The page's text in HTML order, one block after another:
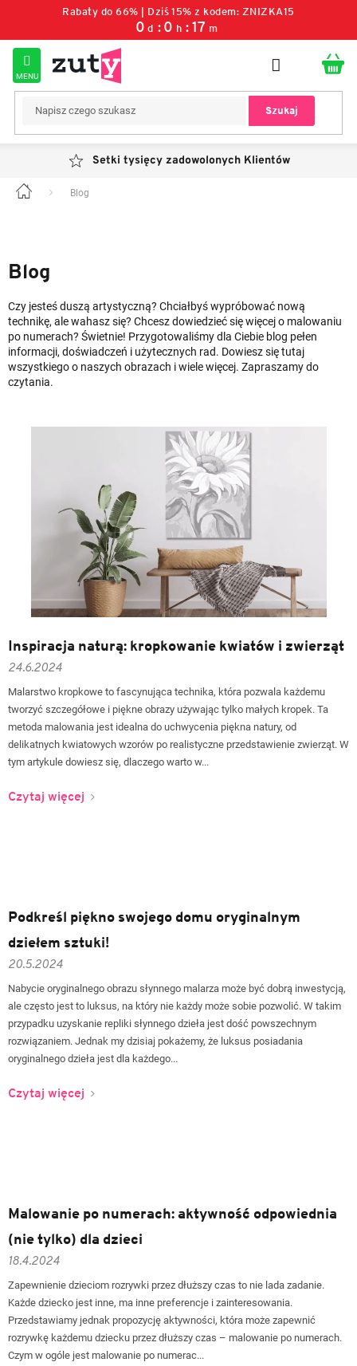
Rabaty do 66% | Dziś 15% z kodem: ZNIZKA15
0 d :0 h :17 m
Szukaj
Setki tysięcy zadowolonych Klientów
Home Blog
Blog
Czy jesteś duszą artystyczną? Chciałbyś wypróbować nową
technikę, ale wahasz się? Chcesz dowiedzieć się więcej o malowaniu
po numerach? Świetnie! Przygotowaliśmy dla Ciebie blog pełen
informacji, doświadczeń i użytecznych rad. Dowiesz się tutaj
wszystkiego o naszych obrazach i wiele więcej. Zapraszamy do
czytania.
t
a
r
t
y
k
u
Inspiracja naturą: kropkowanie kwiatów i zwierząt
24.6.2024
Malarstwo kropkowe to fascynująca technika, która pozwala każdemu
tworzyć szczegółowe i piękne obrazy używając tylko małych kropek. Ta
metoda malowania jest idealna do uchwycenia piękna natury, od
delikatnych kwiatowych wzorów po realistyczne przedstawienie zwierząt. W
tym artykule dowiesz się, dlaczego warto w...
Czytaj więcej
Podkreśl piękno swojego domu oryginalnym
dziełem sztuki!
20.5.2024
Nabycie oryginalnego obrazu słynnego malarza może być dobrą inwestycją,
ale często jest to luksus, na który nie każdy może sobie pozwolić. W takim
przypadku uzyskanie repliki słynnego dzieła jest dość powszechnym
rozwiązaniem. Jednak my dzisiaj pokażemy, że luksus posiadania
oryginalnego dzieła jest dla każdego...
Czytaj więcej
Malowanie po numerach: aktywność odpowiednia
(nie tylko) dla dzieci
18.4.2024
Zapewnienie dzieciom rozrywki przez dłuższy czas to nie lada zadanie.
Każde dziecko jest inne, ma inne preferencje i zainteresowania.
Przedstawiamy jednak propozycję aktywności, która może zapewnić
rozrywkę każdemu dziecku przez dłuższy czas – malowanie po numerach.
Czym w ogóle jest malowanie po numerac...